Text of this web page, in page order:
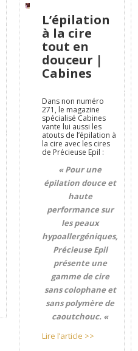
L’épilation
à la cire
tout en
douceur |
Cabines
Dans non numéro
271, le magazine
spécialisé Cabines
vante lui aussi les
atouts de l’épilation à
la cire avec les cires
de Précieuse Epil :
« Pour une
épilation douce et
haute
performance sur
les peaux
hypoallergéniques,
Précieuse Epil
présente une
gamme de cire
sans colophane et
sans polymère de
caoutchouc. «
Lire l’article >>